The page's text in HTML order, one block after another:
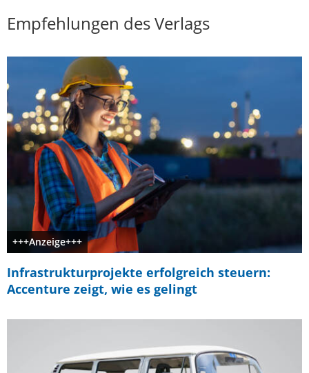
Empfehlungen des Verlags
+++Anzeige+++
Infrastrukturprojekte erfolgreich steuern:
Accenture zeigt, wie es gelingt